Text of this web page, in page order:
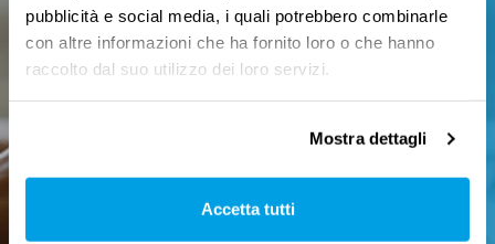
pubblicità e social media, i quali potrebbero combinarle
con altre informazioni che ha fornito loro o che hanno
raccolto dal suo utilizzo dei loro servizi.
Mostra dettagli
Accetta tutti
Iscriviti alla nostra newsletter
Ricevi gratuitamente le ultime
novità, le storie e gli